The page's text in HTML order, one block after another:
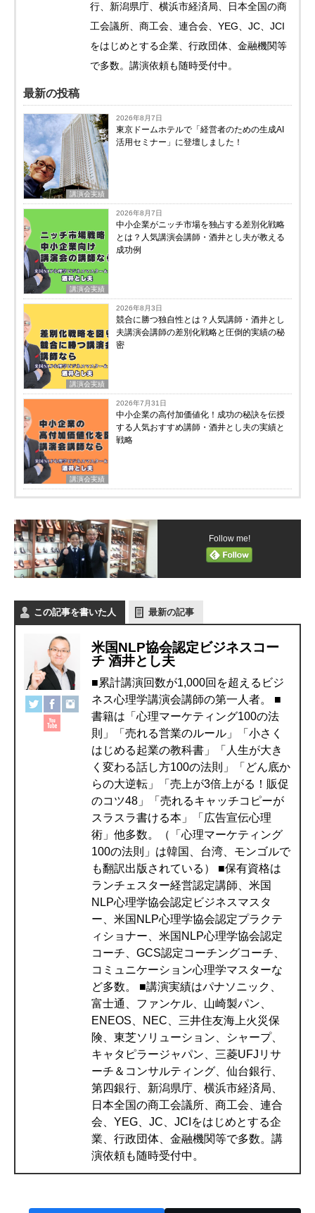
行、新潟県庁、横浜市経済局、日本全国の商
工会議所、商工会、連合会、YEG、JC、JCI
をはじめとする企業、行政団体、金融機関等
で多数。講演依頼も随時受付中。
最新の投稿
講演会実績
2026年8月7日
東京ドームホテルで「経営者のための生成AI
活用セミナー」に登壇しました！
講演会実績
2026年8月7日
中小企業がニッチ市場を独占する差別化戦略
とは？人気講演会講師・酒井とし夫が教える
成功例
講演会実績
2026年8月3日
競合に勝つ独自性とは？人気講師・酒井とし
夫講演会講師の差別化戦略と圧倒的実績の秘
密
講演会実績
2026年7月31日
中小企業の高付加価値化！成功の秘訣を伝授
する人気おすすめ講師・酒井とし夫の実績と
戦略
Follow me!
この記事を書いた人 最新の記事
米国NLP協会認定ビジネスコー
チ 酒井とし夫
■累計講演回数が1,000回を超えるビジ
ネス心理学講演会講師の第一人者。 ■
書籍は「心理マーケティング100の法
則」「売れる営業のルール」「小さく
はじめる起業の教科書」「人生が大き
く変わる話し方100の法則」「どん底か
らの大逆転」「売上が3倍上がる！販促
のコツ48」「売れるキャッチコピーが
スラスラ書ける本」「広告宣伝心理
術」他多数。（「心理マーケティング
100の法則」は韓国、台湾、モンゴルで
も翻訳出版されている） ■保有資格は
ランチェスター経営認定講師、米国
NLP心理学協会認定ビジネスマスタ
ー、米国NLP心理学協会認定プラクテ
ィショナー、米国NLP心理学協会認定
コーチ、GCS認定コーチングコーチ、
コミュニケーション心理学マスターな
ど多数。 ■講演実績はパナソニック、
富士通、ファンケル、山崎製パン、
ENEOS、NEC、三井住友海上火災保
険、東芝ソリューション、シャープ、
キャタピラージャパン、三菱UFJリサ
ーチ＆コンサルティング、仙台銀行、
第四銀行、新潟県庁、横浜市経済局、
日本全国の商工会議所、商工会、連合
会、YEG、JC、JCIをはじめとする企
業、行政団体、金融機関等で多数。講
演依頼も随時受付中。